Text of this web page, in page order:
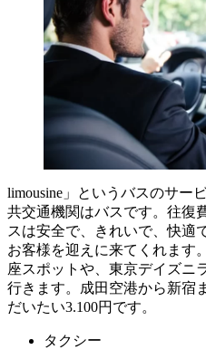
limousine」というバスのサー
共交通機関はバスです。往復
スは安全で、きれいで、快適
お客様を迎えに来てくれます
座スポットや、東京デイズニ
行きます。成田空港から新宿
だいたい3.100円です。
タクシー